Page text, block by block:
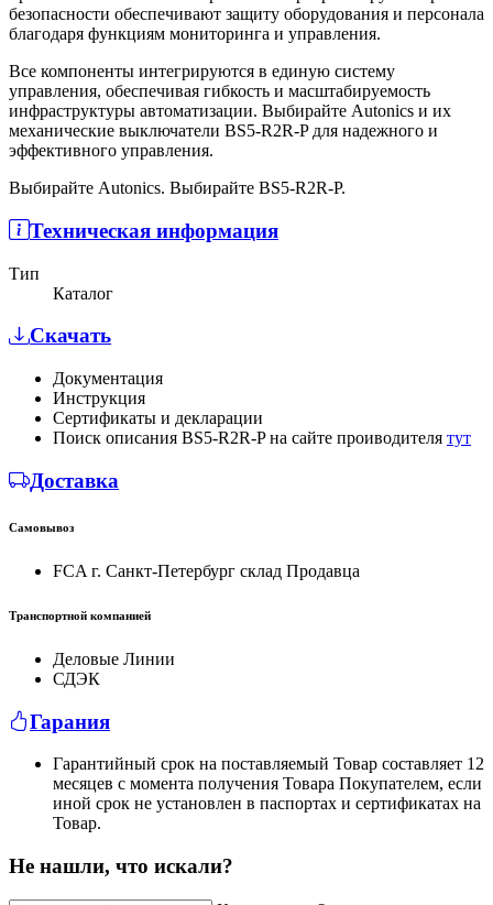
безопасности обеспечивают защиту оборудования и персонала
благодаря функциям мониторинга и управления.
Все компоненты интегрируются в единую систему
управления, обеспечивая гибкость и масштабируемость
инфраструктуры автоматизации. Выбирайте Autonics и их
механические выключатели BS5-R2R-P для надежного и
эффективного управления.
Выбирайте Autonics. Выбирайте BS5-R2R-P.
Техническая информация
Тип
Каталог
Скачать
Документация
Инструкция
Сертификаты и декларации
Поиск описания BS5-R2R-P на сайте проиводителя тут
Доставка
Самовывоз
FCA г. Санкт-Петербург склад Продавца
Транспортной компанией
Деловые Линии
СДЭК
Гарания
Гарантийный срок на поставляемый Товар составляет 12
месяцев с момента получения Товара Покупателем, если
иной срок не установлен в паспортах и сертификатах на
Товар.
Не нашли, что искали?